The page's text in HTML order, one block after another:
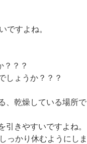
ですよね。
？？？
しょうか？？？
、乾燥している場所で
きやすいですよね。
っかり休むようにしま